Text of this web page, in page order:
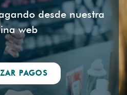
desde nuestra
web
PAGOS